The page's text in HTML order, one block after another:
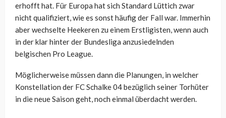
erhofft hat. Für Europa hat sich Standard Lüttich zwar
nicht qualifiziert, wie es sonst häufig der Fall war. Immerhin
aber wechselte Heekeren zu einem Erstligisten, wenn auch
in der klar hinter der Bundesliga anzusiedelnden
belgischen Pro League.
Möglicherweise müssen dann die Planungen, in welcher
Konstellation der FC Schalke 04 bezüglich seiner Torhüter
in die neue Saison geht, noch einmal überdacht werden.